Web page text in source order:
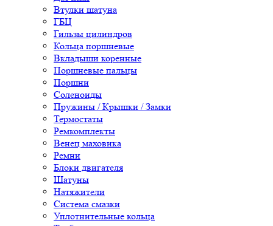
Втулки шатуна
ГБЦ
Гильзы цилиндров
Кольца поршневые
Вкладыши коренные
Поршневые пальцы
Поршни
Соленоиды
Пружины / Крышки / Замки
Термостаты
Ремкомплекты
Венец маховика
Ремни
Блоки двигателя
Шатуны
Натяжители
Система смазки
Уплотнительные кольца